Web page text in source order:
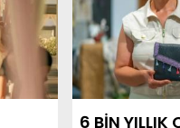
6 BİN YILLIK